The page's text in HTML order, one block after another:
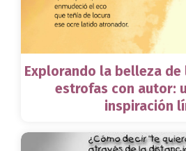
Explorando la belleza de
estrofas con autor:
inspiración